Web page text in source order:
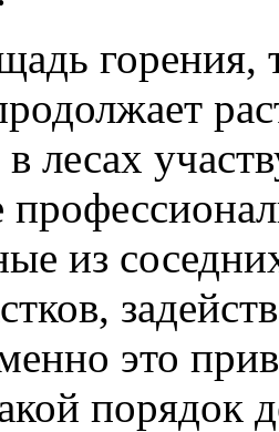
горения,
лесах
из
это
порядок